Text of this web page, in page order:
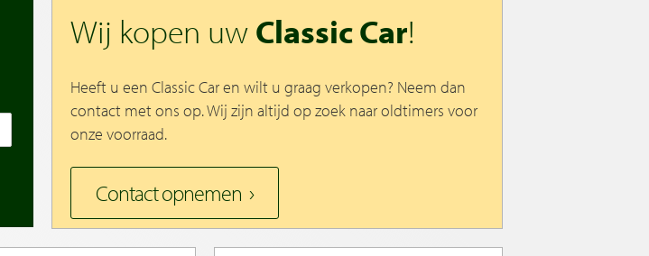
Wij kopen uwClassic Car!
Heeft u een Classic Car en wilt u graag verkopen? Neem dan
contact met ons op. Wij zijn altijd op zoek naar oldtimers voor
onze voorraad.
Contact opnemen